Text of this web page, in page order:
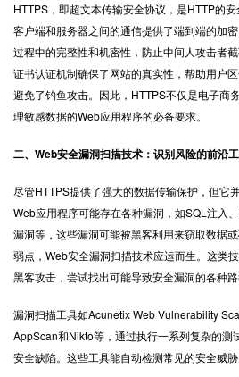
HTTPS，即超文本传输安全协议，是HTTP的
客户端和服务器之间的通信提供了端到端的加
过程中的完整性和机密性，防止中间人攻击者
证书认证机制确保了网站的真实性，帮助用户
避免了钓鱼攻击。因此，HTTPS不仅是电子商
理敏感数据的Web应用程序的必备要求。
二、Web安全漏洞扫描技术：识别风险的前沿
尽管HTTPS提供了强大的数据传输保护，但它
Web应用程序可能存在各种漏洞，如SQL注入
漏洞等，这些漏洞可能被黑客利用来窃取数据
弱点，Web安全漏洞扫描技术应运而生。这类
黑客攻击，尝试找出可能导致安全漏洞的各种路
漏洞扫描工具如Acunetix Web Vulnerability
AppScan和Nikto等，通过执行一系列复杂的测
安全缺陷。这些工具能自动检测常见的安全威